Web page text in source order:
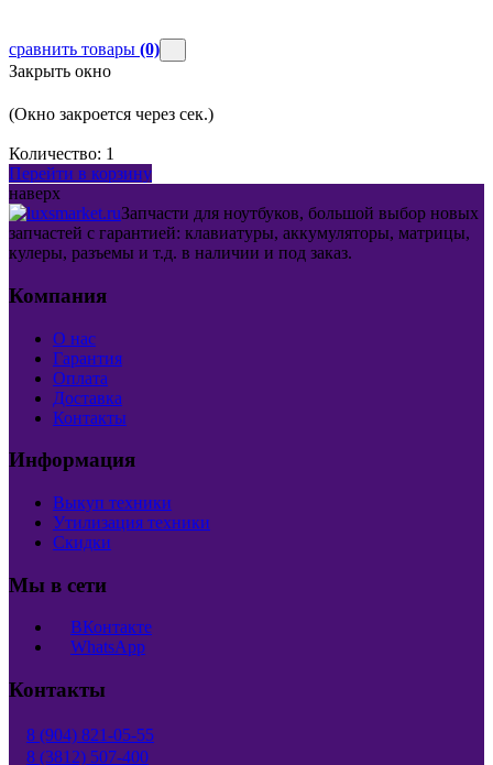
сравнить товары (0)
Закрыть окно
(Окно закроется через сек.)
Количество: 1
Перейти в корзину
наверх
Запчасти для ноутбуков, большой выбор новых
запчастей с гарантией: клавиатуры, аккумуляторы, матрицы,
кулеры, разъемы и т.д. в наличии и под заказ.
Компания
О нас
Гарантия
Оплата
Доставка
Контакты
Информация
Выкуп техники
Утилизация техники
Скидки
Мы в сети
ВКонтакте
WhatsApp
Контакты
8 (904) 821-05-55
8 (3812) 507-400